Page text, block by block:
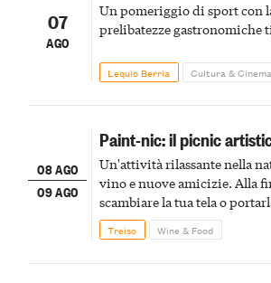
07
AGO
Un pomeriggio di sport con
prelibatezze gastronomiche
Lequio Berria Cultura & Cinema
08 AGO
09 AGO
Paint-nic: il picnic
Un'attività rilassante nella
vino e nuove amicizie. Alla
scambiare la tua tela o
Treiso Wine & Food